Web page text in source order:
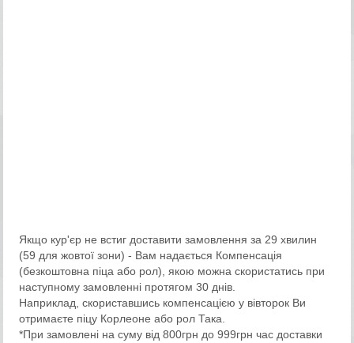
Якщо кур'єр не встиг доставити замовлення за 29 хвилин
(59 для жовтої зони) - Вам надається Компенсація
(безкоштовна піца або рол), якою можна скористатись при
наступному замовленні протягом 30 днів.
Наприклад, скориставшись компенсацією у вівторок Ви
отримаєте піцу Корлеоне або рол Така.
*При замовлені на суму від 800грн до 999грн час доставки